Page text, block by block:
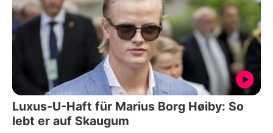
Luxus-U-Haft für Marius Borg Høiby: So
lebt er auf Skaugum